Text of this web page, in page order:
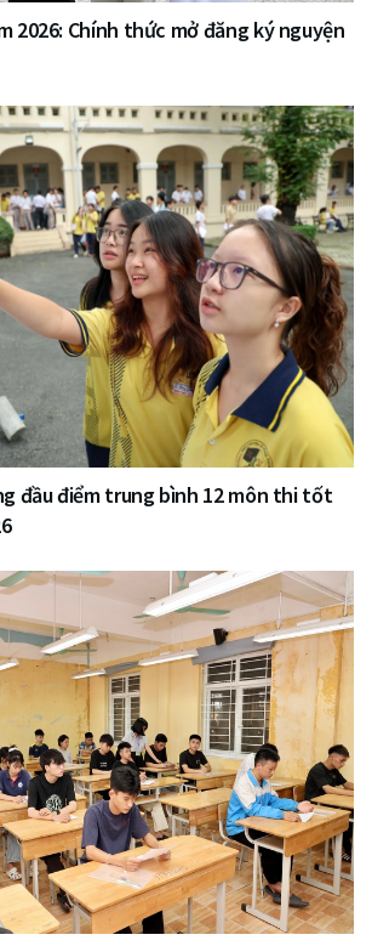
2026: Chính thức mở đăng ký nguyện
đầu điểm trung bình 12 môn thi tốt